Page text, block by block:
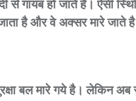
गायब हो जाते हैं। ऐसी
है और वे अक्सर मारे जाते
बल मारे गये है। लेकिन